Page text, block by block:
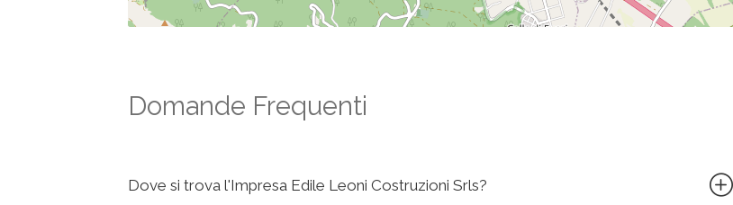
Domande Frequenti
Dove si trova l'Impresa Edile Leoni Costruzioni Srls?